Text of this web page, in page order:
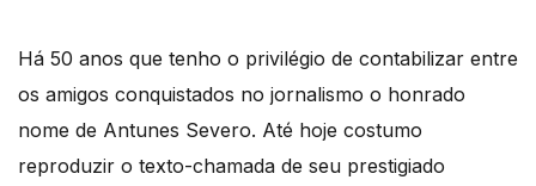
Há 50 anos que tenho o privilégio de contabilizar entre
os amigos conquistados no jornalismo o honrado
nome de Antunes Severo. Até hoje costumo
reproduzir o texto-chamada de seu prestigiado